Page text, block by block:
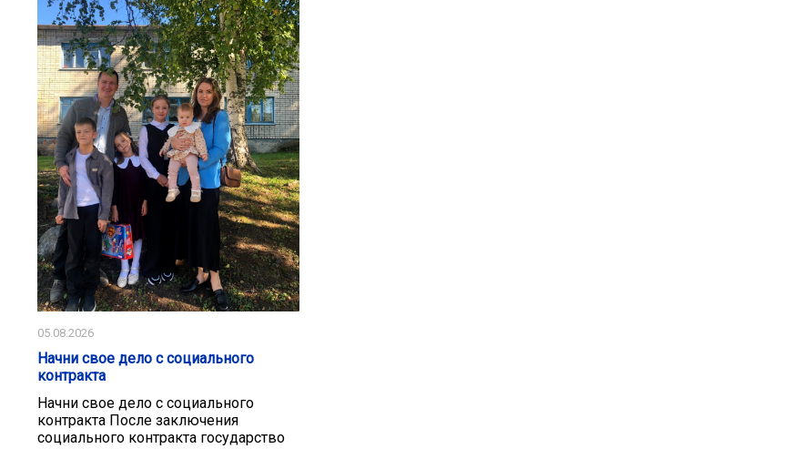
05.08.2026
Начни свое дело с социального
контракта
Начни свое дело с социального
контракта После заключения
социального контракта государство